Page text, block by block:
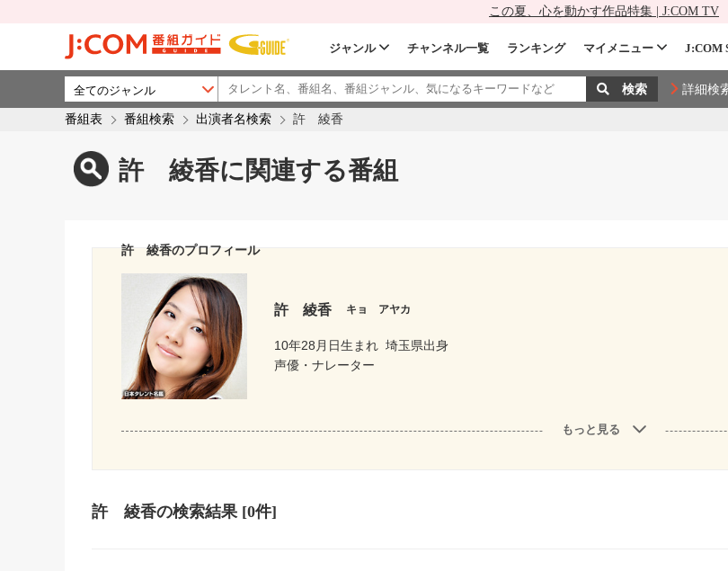
この夏、心を動かす作品特集 | J:COM TV
ジャンル チャンネル一覧 ランキング マイメニュー J:COM
詳細検
番組表 番組検索 出演者名検索 許 綾香
許 綾香に関連する番組
許 綾香のプロフィール
許 綾香 キョ アヤカ
10年28月日生まれ 埼玉県出身
声優・ナレーター
もっと見る
許 綾香の検索結果 [0件]